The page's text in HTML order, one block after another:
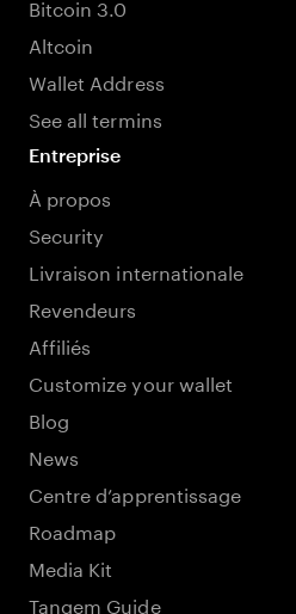
Bitcoin 3.0
Altcoin
Wallet Address
See all termins
Entreprise
À propos
Security
Livraison internationale
Revendeurs
Affiliés
Customize your wallet
Blog
News
Centre d’apprentissage
Roadmap
Media Kit
Tangem Guide